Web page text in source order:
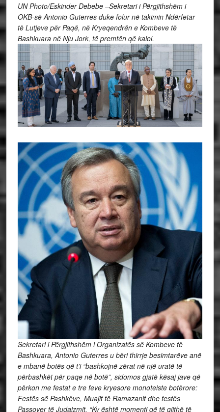
UN Photo/Eskinder Debebe –Sekretari i Përgjithshëm i
OKB-së Antonio Guterres duke folur në takimin Ndërfetar
të Lutjeve për Paqë, në Kryeqendrën e Kombeve të
Bashkuara në Nju Jork, të premtën që kaloi.
Sekretari i Përgjithshëm i Organizatës së Kombeve të
Bashkuara, Antonio Guterres u bëri thirrje besimtarëve anë
e mbanë botës që t’i “bashkojnë zërat në një uratë të
përbashkët për paqe në botë”, sidomos gjatë kësaj jave që
përkon me festat e tre feve kryesore monoteiste botërore:
Festës së Pashkëve, Muajit të Ramazanit dhe festës
Passover të Judaizmit. “Ky është momenti që të gjithë të